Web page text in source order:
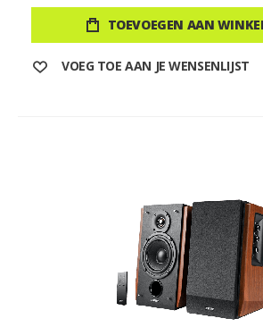
TOEVOEGEN AAN
VOEG TOE AAN JE WENSENLIJST